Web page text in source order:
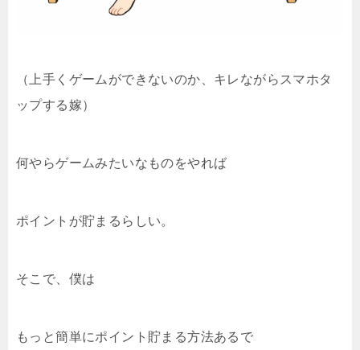
（上手くゲームができないのか、キレながらスマホタ
ップする嫁）
何やらゲームみたいなものをやれば
ポイントが貯まるらしい。
そこで、僕は
もっと簡単にポイント貯まる方法あるで